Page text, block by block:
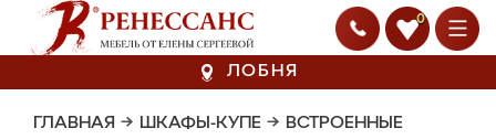
0
ЛОБНЯ
ГЛАВНАЯ → ШКАФЫ-КУПЕ → ВСТРОЕННЫЕ